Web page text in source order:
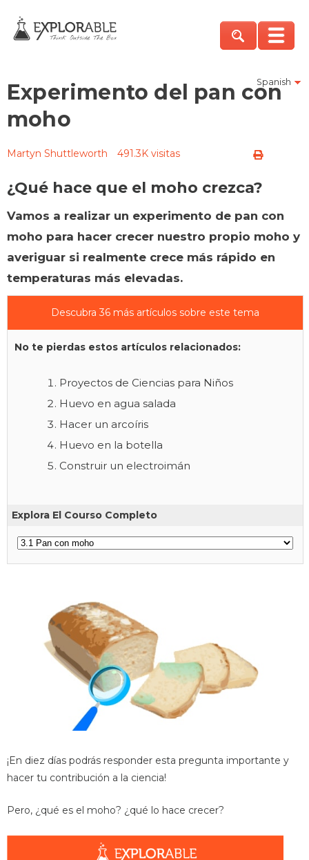
Spanish
Experimento del pan con
moho
Martyn Shuttleworth 491.3K visitas
¿Qué hace que el moho crezca?
Vamos a realizar un experimento de pan con
moho para hacer crecer nuestro propio moho y
averiguar si realmente crece más rápido en
temperaturas más elevadas.
Descubra 36 más artículos sobre este tema
No te pierdas estos artículos relacionados:
Proyectos de Ciencias para Niños
Huevo en agua salada
Hacer un arcoíris
Huevo en la botella
Construir un electroimán
Explora El Courso Completo
¡En diez días podrás responder esta pregunta importante y
hacer tu contribución a la ciencia!
Pero, ¿qué es el moho? ¿qué lo hace crecer?